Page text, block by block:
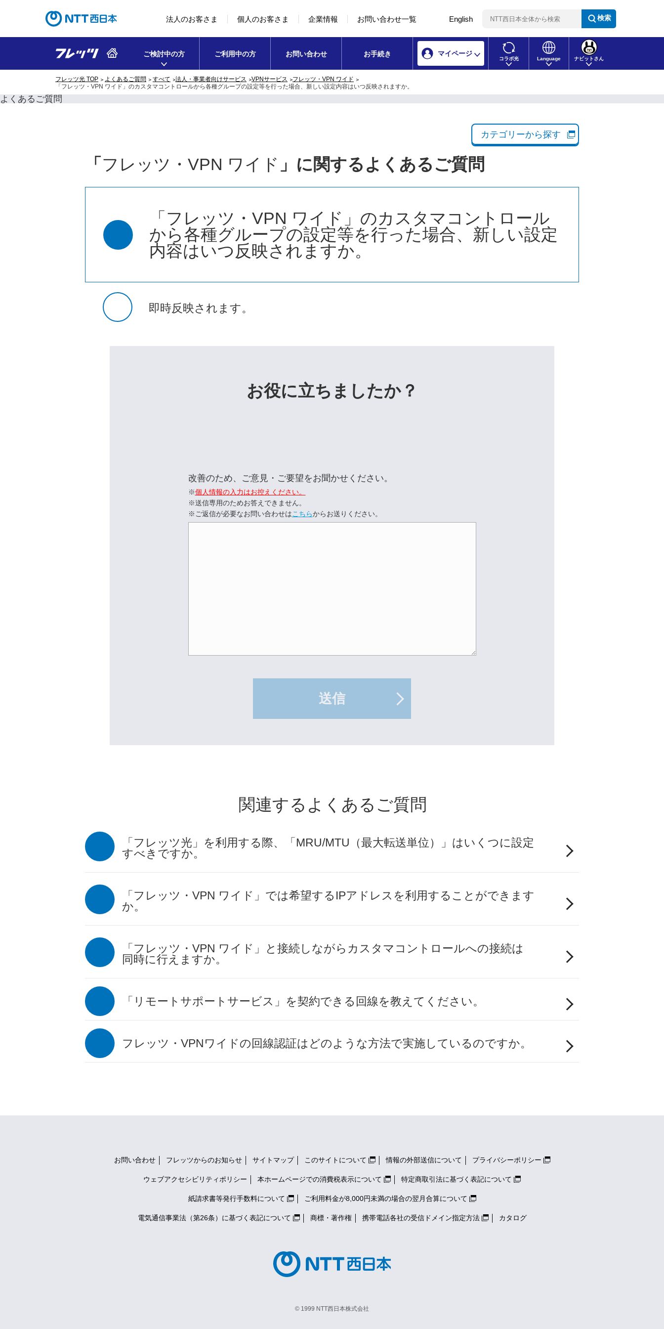
コンテンツのリンクナビゲーションへ移動
法人のお客さま 個人のお客さま 企業情報 お問い合わせ一覧 English 検索
ご検討中の方 ご利用中の方 お問い合わせ お手続き マイページ
コラボ光 Language ナビットさん
フレッツ光 TOP よくあるご質問 すべて 法人・事業者向けサービス VPNサービス
フレッツ・VPN ワイド
「フレッツ・VPN ワイド」のカスタマコントロールから各種グループの設定等を行った場合、新しい設定内容はいつ反映されますか。
よくあるご質問
カテゴリーから探す
「 フレッツ・VPN ワイド 」に関するよくあるご質問
「フレッツ・VPN ワイド」のカスタマコントロール
から各種グループの設定等を行った場合、新しい設定
内容はいつ反映されますか。
即時反映されます。
お役に立ちましたか？
改善のため、ご意見・ご要望をお聞かせください。
※個人情報の入力はお控えください。
※送信専用のためお答えできません。
※ご返信が必要なお問い合わせはこちらからお送りください。
送信
関連するよくあるご質問
「フレッツ光」を利用する際、「MRU/MTU（最大転送単位）」はいくつに設定
すべきですか。
「フレッツ・VPN ワイド」では希望するIPアドレスを利用することができます
か。
「フレッツ・VPN ワイド」と接続しながらカスタマコントロールへの接続は
同時に行えますか。
「リモートサポートサービス」を契約できる回線を教えてください。
フレッツ・VPNワイドの回線認証はどのような方法で実施しているのですか。
お問い合わせ フレッツからのお知らせ サイトマップ このサイトについて 情報の外部送信について プライバシーポリシー
ウェブアクセシビリティポリシー 本ホームページでの消費税表示について 特定商取引法に基づく表記について
紙請求書等発行手数料について ご利用料金が8,000円未満の場合の翌月合算について
電気通信事業法（第26条）に基づく表記について 商標・著作権 携帯電話各社の受信ドメイン指定方法 カタログ
© 1999 NTT西日本株式会社